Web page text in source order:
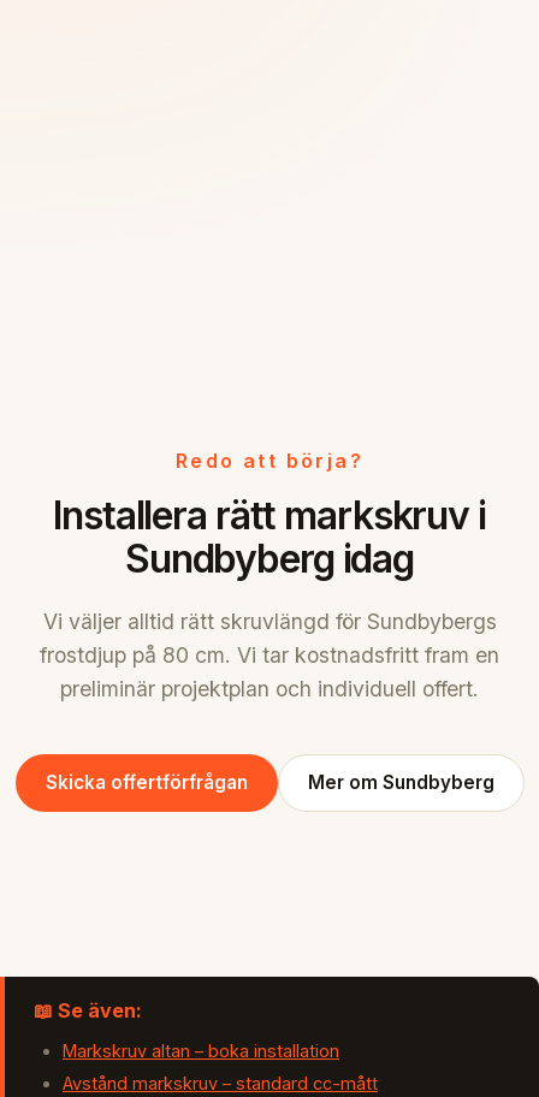
Redo att börja?
Installera rätt markskruv i
Sundbyberg idag
Vi väljer alltid rätt skruvlängd för Sundbybergs
frostdjup på 80 cm. Vi tar kostnadsfritt fram en
preliminär projektplan och individuell offert.
Skicka offertförfrågan Mer om Sundbyberg
📖 Se även:
Markskruv altan – boka installation
Avstånd markskruv – standard cc-mått